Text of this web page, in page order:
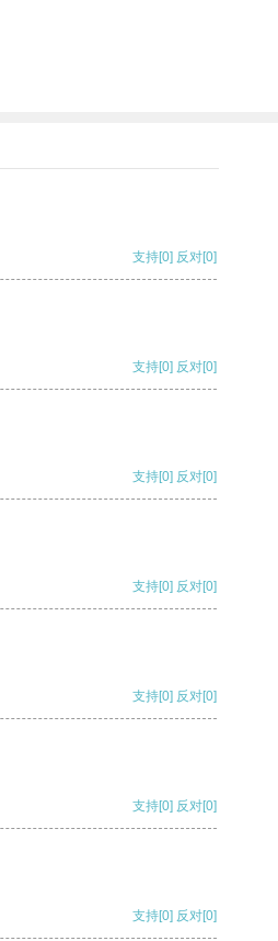
支持[0] 反对[0]
支持[0] 反对[0]
支持[0] 反对[0]
支持[0] 反对[0]
支持[0] 反对[0]
支持[0] 反对[0]
支持[0] 反对[0]